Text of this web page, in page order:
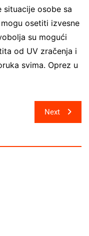
situacije osobe sa
osetiti izvesne
su mogući
od UV zračenja i
svima. Oprez u
Next